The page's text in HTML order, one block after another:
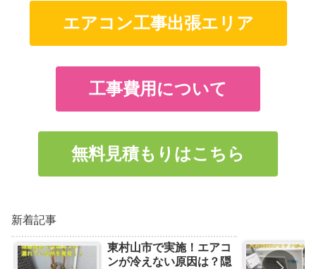
エアコン工事出張エリア
工事費用について
無料見積もりはこちら
新着記事
東村山市で実施！エアコ
ンが冷えない原因は？隠